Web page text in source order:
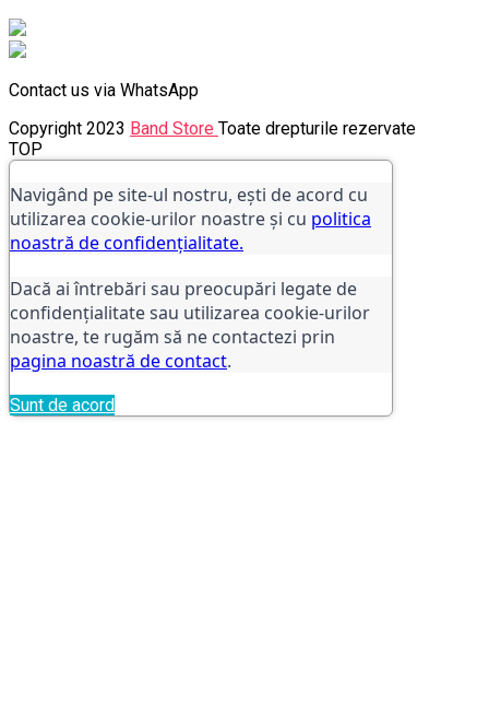
Contact us via WhatsApp
Copyright 2023 Band Store Toate drepturile rezervate
TOP
Navigând pe site-ul nostru, ești de acord cu
utilizarea cookie-urilor noastre și cu politica
noastră de confidențialitate.
Dacă ai întrebări sau preocupări legate de
confidențialitate sau utilizarea cookie-urilor
noastre, te rugăm să ne contactezi prin
pagina noastră de contact.
Sunt de acord